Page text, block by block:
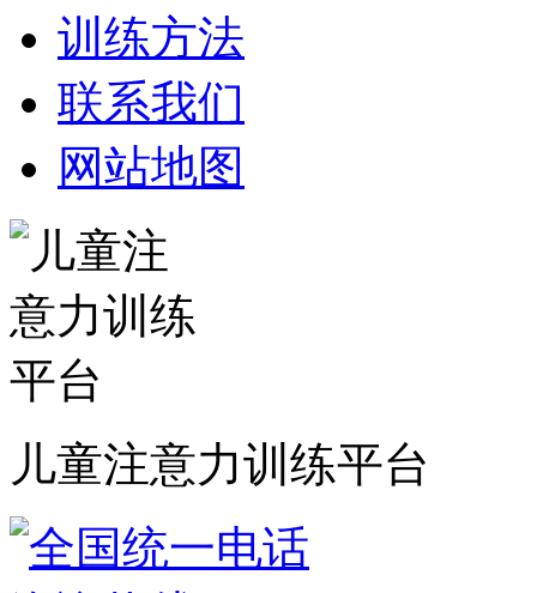
训练方法
联系我们
网站地图
儿童注意力训练平台